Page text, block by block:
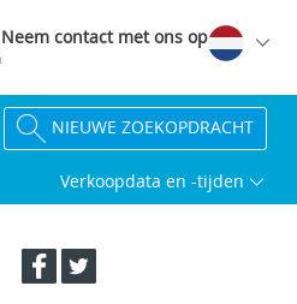
Neem contact met ons op
NIEUWE ZOEKOPDRACHT
Verkoopdata en -tijden